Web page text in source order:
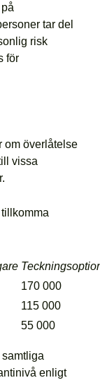
tar del
risk
för
om överlåtelse
vissa
170 000
115 000
55 000
enligt